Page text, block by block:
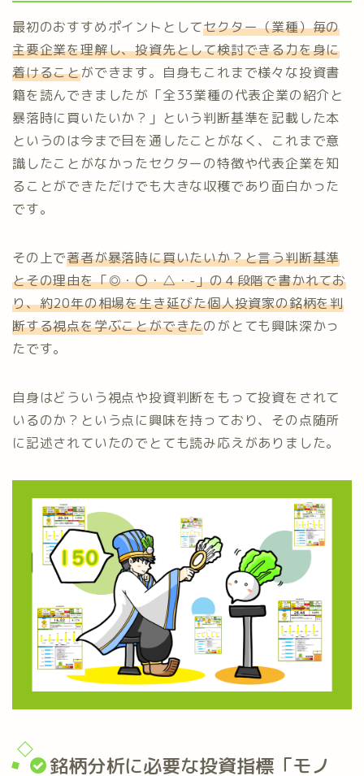
最初のおすすめポイントとしてセクター（業種）毎の
主要企業を理解し、投資先として検討できる力を身に
着けることができます。自身もこれまで様々な投資書
籍を読んできましたが「全33業種の代表企業の紹介と
暴落時に買いたいか？」という判断基準を記載した本
というのは今まで目を通したことがなく、これまで意
識したことがなかったセクターの特徴や代表企業を知
ることができただけでも大きな収穫であり面白かった
です。
その上で著者が暴落時に買いたいか？と言う判断基準
とその理由を「◎・〇・△・-」の４段階で書かれてお
り、約20年の相場を生き延びた個人投資家の銘柄を判
断する視点を学ぶことができたのがとても興味深かっ
たです。
自身はどういう視点や投資判断をもって投資をされて
いるのか？という点に興味を持っており、その点随所
に記述されていたのでとても読み応えがありました。
銘柄分析に必要な投資指標「モノ